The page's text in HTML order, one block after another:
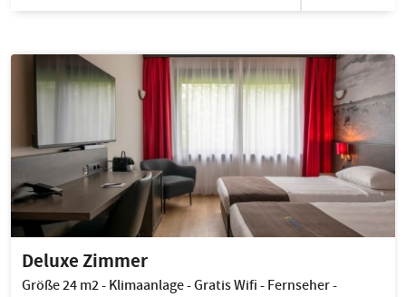
Deluxe Zimmer
Größe 24 m2 - Klimaanlage - Gratis Wifi - Fernseher -